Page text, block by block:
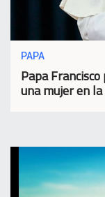
PAPA
Papa
una mujer en